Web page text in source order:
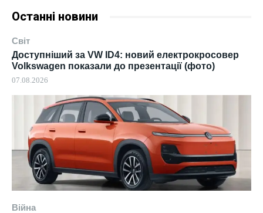
Останні новини
Світ
Доступніший за VW ID4: новий електрокросовер
Volkswagen показали до презентації (фото)
07.08.2026
Війна